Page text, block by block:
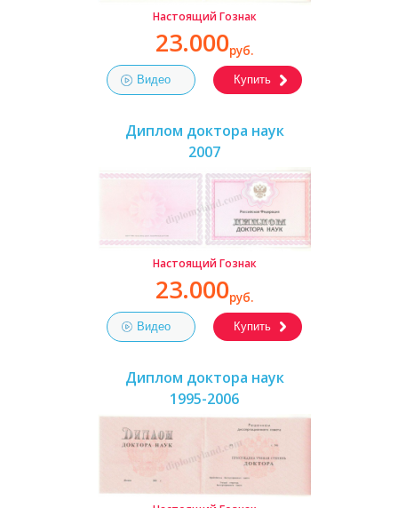
Настоящий Гознак
23.000руб.
Видео Купить
Диплом доктора наук
2007
Настоящий Гознак
23.000руб.
Видео Купить
Диплом доктора наук
1995-2006